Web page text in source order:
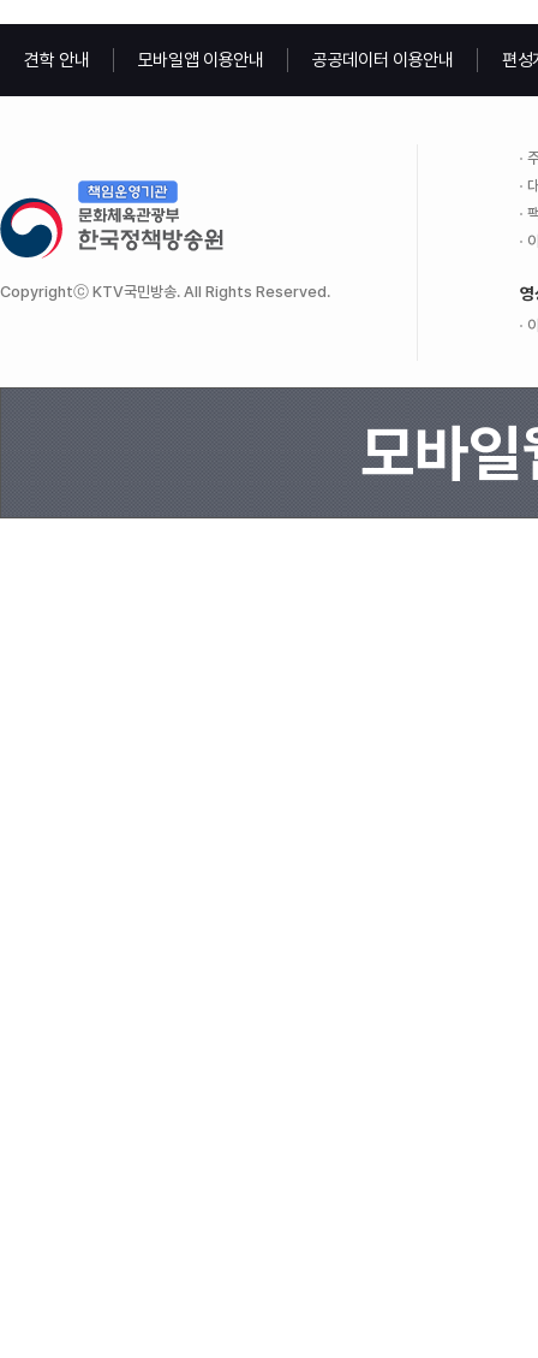
견학 안내 모바일앱 이용안내 공공데이터 이용안내 편성
Copyrightⓒ KTV국민방송. All Rights Reserved. 영
모바